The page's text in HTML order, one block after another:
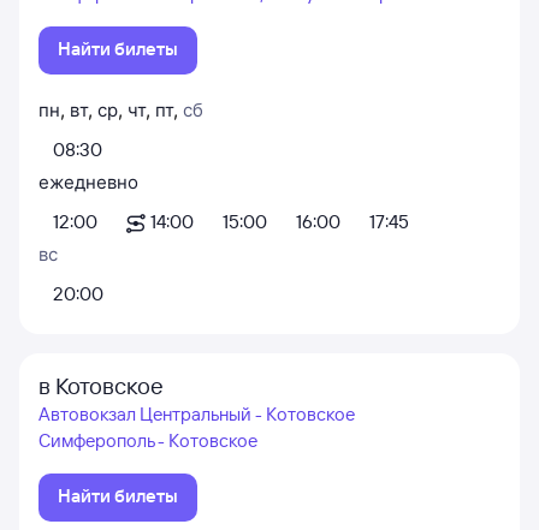
Найти билеты
пн, вт, ср, чт, пт, сб
08:30
ежедневно
12:00
14:00 15:00 16:00
17:45
вс
20:00
в Котовское
Автовокзал Центральный - Котовское
Симферополь - Котовское
Найти билеты